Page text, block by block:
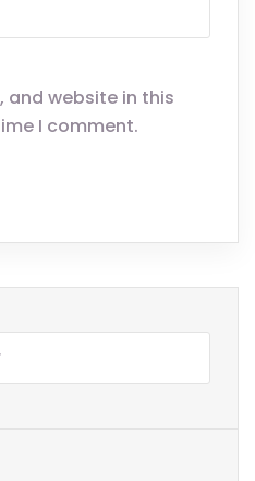
and website in this
I comment.